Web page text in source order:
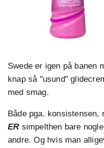
Swede er igen på banen
knap så "usund"
med smag.
Både pga. konsistensen,
ER simpelthen bare
andre. Og hvis man